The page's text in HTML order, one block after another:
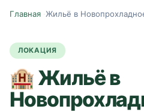
Главная ·Жильё в
ЛОКАЦИЯ
🏨Жильё в